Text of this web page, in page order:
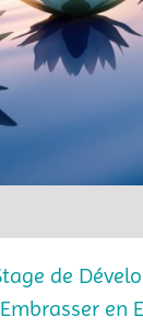
de
en